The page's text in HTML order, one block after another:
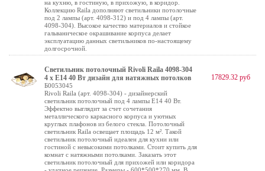
на кухню, в гостиную, в прихожую, в коридор.
Коллекцию Raila дополняют светильники потолочные
под 2 лампы (арт. 4098-312) и под 4 лампы (арт.
4098-304). Высокое качество материалов и стойкое
гальваническое окрашивание корпуса делает
эксплуатацию данных светильников по-настоящему
долгосрочной.
Светильник потолочный Rivoli Raila 4098-304
4 х Е14 40 Вт дизайн для натяжных потолков
Б0053045
Rivoli Raila (арт. 4098-304) - дизайнерский
светильник потолочный под 4 лампы Е14 40 Вт.
Эффектно выглядит за счет сочетания
металлического каркасного корпуса и уютных
круглых плафонов из белого стекла. Потолочный
светильник Raila освещает площадь 12 м². Такой
светильник потолочный идеален для кухни или
гостиной с невысокими потолками. Стоит купить для
комнат с натяжными потолками. Заказать этот
светильник потолочный для прихожей или коридора
17829.32 руб